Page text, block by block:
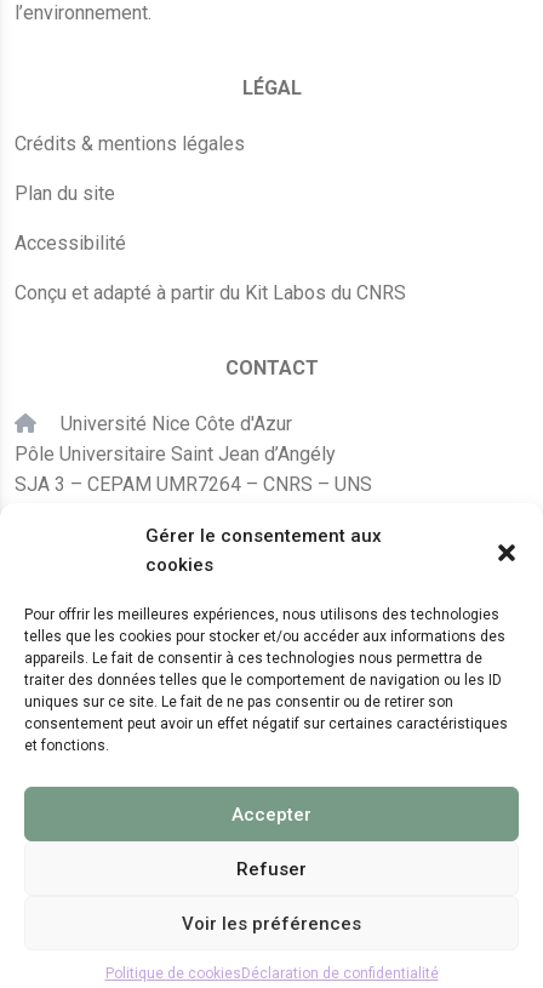
Gérer le consentement aux
cookies
Pour offrir les meilleures expériences, nous utilisons des technologies
telles que les cookies pour stocker et/ou accéder aux informations des
appareils. Le fait de consentir à ces technologies nous permettra de
traiter des données telles que le comportement de navigation ou les ID
uniques sur ce site. Le fait de ne pas consentir ou de retirer son
consentement peut avoir un effet négatif sur certaines caractéristiques
et fonctions.
Accepter
Refuser
Voir les préférences
Politique de cookies Déclaration de confidentialité
l’environnement.
LÉGAL
Crédits & mentions légales
Plan du site
Accessibilité
Conçu et adapté à partir du Kit Labos du CNRS
CONTACT
Université Nice Côte d'Azur
Pôle Universitaire Saint Jean d’Angély
SJA 3 – CEPAM UMR7264 – CNRS – UNS
+33 (0)4 89 15 24 08
LE CEPAM EST HÉBERGÉ PAR
© 2024 Copyright:CEPAM UMR7264, CNRS, CNRS